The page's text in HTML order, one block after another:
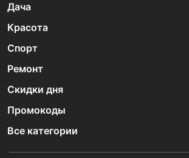
Дача
Красота
Спорт
Ремонт
Скидки дня
Промокоды
Все категории